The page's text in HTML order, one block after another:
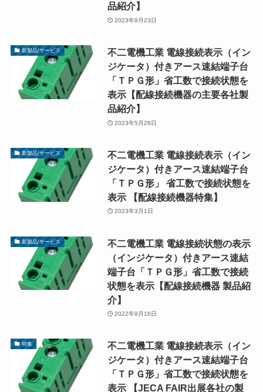
品紹介】
2023年9月23日
新製品/サービス
不二電機工業 電線接続表示（イン
ジケータ）付きアース速結端子台
「ＴＰＧ形」省工数で接続状態を
表示【配線接続機器の主要各社製
品紹介】
2023年5月26日
新製品/サービス
不二電機工業 電線接続表示（イン
ジケータ）付きアース速結端子台
「ＴＰＧ形」 省工数で接続状態を
表示 【配線接続機器特集】
2023年3月1日
新製品/サービス
不二電機工業 電線接続状態の表示
（インジケータ）付きアース速結
端子台「ＴＰＧ形」省工数で接続
状態を表示【配線接続機器 製品紹
介】
2022年9月16日
特集
不二電機工業 電線接続表示（イン
ジケータ）付きアース速結端子台
「ＴＰＧ形」省工数で接続状態を
表示 【JECA FAIR出展各社の製